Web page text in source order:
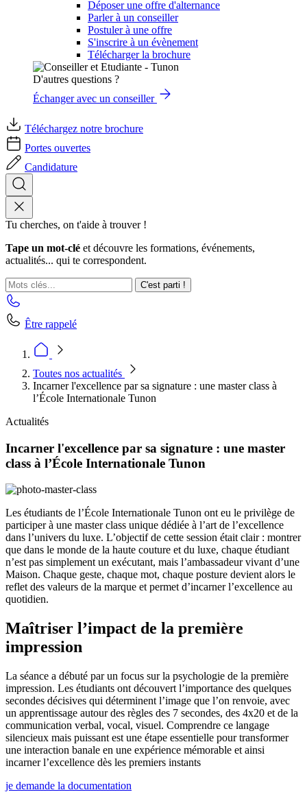
Déposer une offre d'alternance
Parler à un conseiller
Postuler à une offre
S'inscrire à un évènement
Télécharger la brochure
D'autres questions ?
Échanger avec un conseiller
Téléchargez notre brochure
Portes ouvertes
Candidature
Tu cherches, on t'aide à trouver !
Tape un mot-clé et découvre les formations, événements,
actualités... qui te correspondent.
C'est parti !
Être rappelé
Toutes nos actualités
Incarner l'excellence par sa signature : une master class à
l’École Internationale Tunon
Actualités
Incarner l'excellence par sa signature : une master
class à l’École Internationale Tunon
Les étudiants de l’École Internationale Tunon ont eu le privilège de
participer à une master class unique dédiée à l’art de l’excellence
dans l’univers du luxe. L’objectif de cette session était clair : montrer
que dans le monde de la haute couture et du luxe, chaque étudiant
n’est pas simplement un exécutant, mais l’ambassadeur vivant d’une
Maison. Chaque geste, chaque mot, chaque posture devient alors le
reflet des valeurs de la marque et permet d’incarner l’excellence au
quotidien.
Maîtriser l’impact de la première
impression
La séance a débuté par un focus sur la psychologie de la première
impression. Les étudiants ont découvert l’importance des quelques
secondes décisives qui déterminent l’image que l’on renvoie, avec
un apprentissage autour des règles des 7 secondes, des 4x20 et de la
communication verbal, vocal, visuel. Comprendre ce langage
silencieux mais puissant est une étape essentielle pour transformer
une interaction banale en une expérience mémorable et ainsi
incarner l’excellence dès les premiers instants
je demande la documentation